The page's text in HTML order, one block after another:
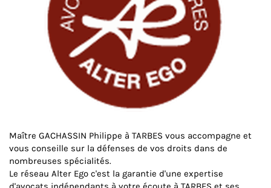
Maître GACHASSIN Philippe à TARBES vous accompagne et
vous conseille sur la défenses de vos droits dans de
nombreuses spécialités.
Le réseau Alter Ego c'est la garantie d'une expertise